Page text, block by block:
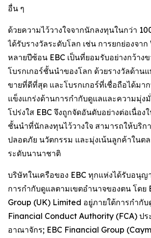
อื่น ๆ
ด้วยความไว้วางใจจากนักลงทุนในกว่า
ได้รับรางวัลระดับโลก เช่น การยกย่องจา
หลายปีซ้อน EBC เป็นที่ยอมรับอย่างกว้าง
โบรกเกอร์ชั้นนำของโลก ด้วยรางวัลด้าน
ขายที่ดีที่สุด และโบรกเกอร์ที่เชื่อถือได้มา
แข็งแกร่งด้านการกำกับดูแลและความมุ่ง
โปร่งใส EBC จึงถูกจัดอันดับอย่างต่อเนื่อง
ชั้นนำที่นักลงทุนไว้วางใจ สามารถให้บริก
ปลอดภัย นวัตกรรม และมุ่งเน้นลูกค้าในต
ระดับนานาชาติ
บริษัทในเครือของ EBC ทุกแห่งได้รับอนุญ
การกำกับดูแลตามเขตอำนาจของตน โดย
Group (UK) Limited อยู่ภายใต้การกำกั
Financial Conduct Authority (FCA) ปร
อาณาจักร; EBC Financial Group